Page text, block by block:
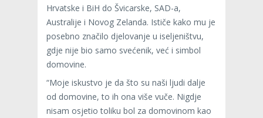
Hrvatske i BiH do Švicarske, SAD-a,
Australije i Novog Zelanda. Ističe kako mu je
posebno značilo djelovanje u iseljeništvu,
gdje nije bio samo svećenik, već i simbol
domovine.
“Moje iskustvo je da što su naši ljudi dalje
od domovine, to ih ona više vuče. Nigdje
nisam osjetio toliku bol za domovinom kao